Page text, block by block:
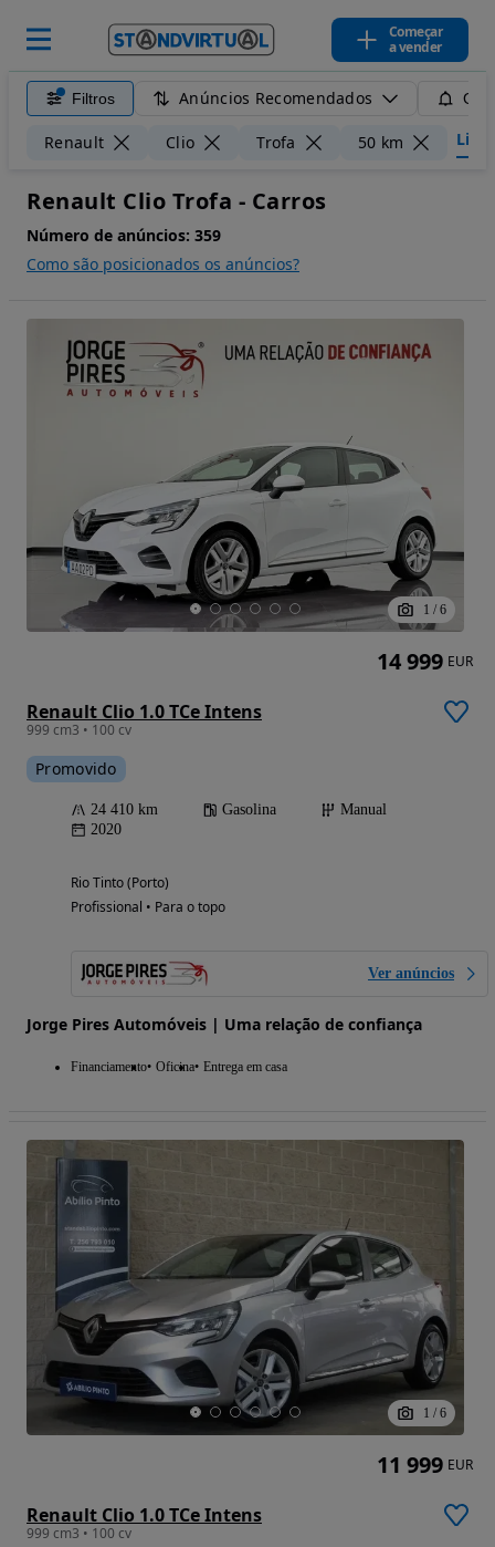
Começar
a vender
Filtros Anúncios Recomendados
Renault Clio Trofa 50 km
Renault Clio Trofa - Carros
Número de anúncios: 359
Como são posicionados os anúncios?
1 / 6
Renault Clio 1.0 TCe Intens
999 cm3 • 100 cv
Promovido
24 410 km Gasolina
Manual
2020
Rio Tinto (Porto)
Profissional • Para o topo
Ver anúncios
Jorge Pires Automóveis | Uma relação de confiança
Financiamento Oficina Entrega em casa
14 999 EUR
1 / 6
Renault Clio 1.0 TCe Intens
999 cm3 • 100 cv
11 999 EUR